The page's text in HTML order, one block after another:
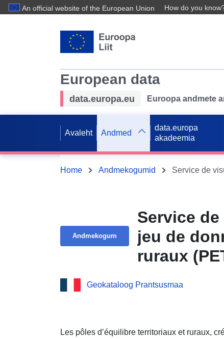
An official website of the European Union How do you
European data
data.europa.eu Euroopa andmete
Avaleht Andmed
data.europa
akadeemia
Home Andmekogumid
Andmekogum
Service
jeu de
ruraux
Geokataloog Prantsusmaa
Les pôles d’équilibre territoriaux et ruraux,